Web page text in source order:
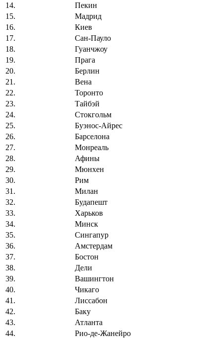
14.
Пекин
15.
Мадрид
16.
Киев
17.
Сан-Пауло
18.
Гуанчжоу
19.
Прага
20.
Берлин
21.
Вена
22.
Торонто
23.
Тайбэй
24.
Стокгольм
25.
Буэнос-Айрес
26.
Барселона
27.
Монреаль
28.
Афины
29.
Мюнхен
30.
Рим
31.
Милан
32.
Будапешт
33.
Харьков
34.
Минск
35.
Сингапур
36.
Амстердам
37.
Бостон
38.
Дели
39.
Вашингтон
40.
Чикаго
41.
Лиссабон
42.
Баку
43.
Атланта
44.
Рио-де-Жанейро